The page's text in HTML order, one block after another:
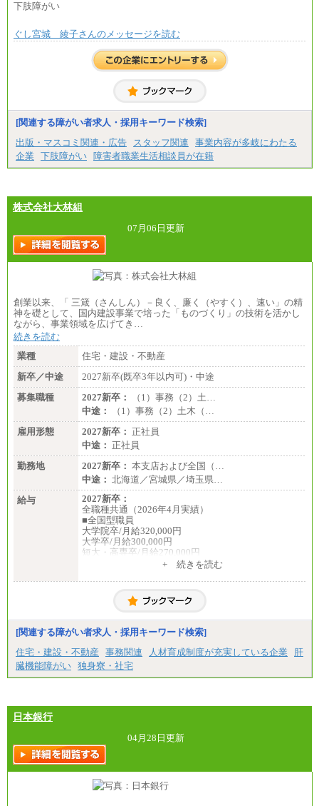
下肢障がい
ぐし宮城 綾子さんのメッセージを読む
[関連する障がい者求人・採用キーワード検索]
出版・マスコミ関連・広告
スタッフ関連
事業内容が多岐にわたる
企業
下肢障がい 障害者職業生活相談員が在籍
株式会社大林組
07月06日更新
創業以来、「 三箴（さんしん）－良く、廉く（やすく）、速い」の精
神を礎として、国内建設事業で培った「ものづくり」の技術を活かし
ながら、事業領域を広げてき…
続きを読む
業種
住宅・建設・不動産
新卒／中途
2027新卒(既卒3年以内可)・中途
募集職種
2027新卒：
（1）事務（2）土…
中途：
（1）事務（2）土木（…
雇用形態
2027新卒： 正社員
中途： 正社員
勤務地
2027新卒： 本支店および全国（…
中途： 北海道／宮城県／埼玉県…
給与
2027新卒：
全職種共通（2026年4月実績）
■全国型職員
大学院卒/月給320,000円
大学卒/月給300,000円
短大・高専卒/月給270,000円
大学院卒/月給256,000円～288,000円
大学卒/月給240,000円～270,000円
短大・高専卒/月給216,000円～243,000円
■特定職員※
大学院卒/月給234,000円～263,000円
大学卒/月給219,000円～246,000円
短大・高専卒/月給197,000円～222,000円
※拠点型職員、特定職員の給与は、生活の拠点が定
全職種共通
月給制
226,600円～390,100円（勤務地域等により異なりま
す）
・ご経験やスキルを考慮し、選考の中で決定いたし
ます。
+ 続きを読む
[関連する障がい者求人・採用キーワード検索]
住宅・建設・不動産
事務関連 人材育成制度が充実している企業
肝
臓機能障がい 独身寮・社宅
日本銀行
04月28日更新